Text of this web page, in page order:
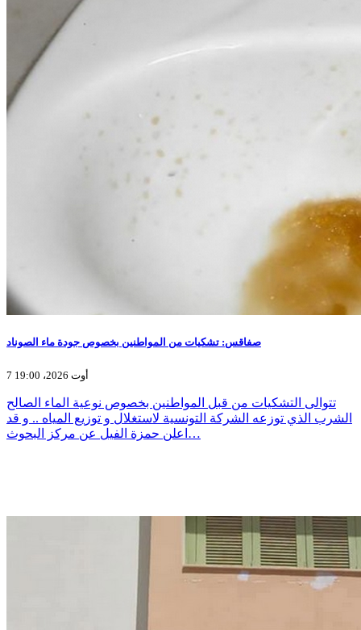
صفاقس: تشكيات من المواطنين بخصوص جودة ماء الصوناد
7 أوت 2026، 19:00
تتوالى التشكيات من قبل المواطنين بخصوص نوعية الماء الصالح
الشرب الذي توزعه الشركة التونسية لاستغلال و توزيع المياه .. و قد
اعلن حمزة الفيل عن مركز البحوث…